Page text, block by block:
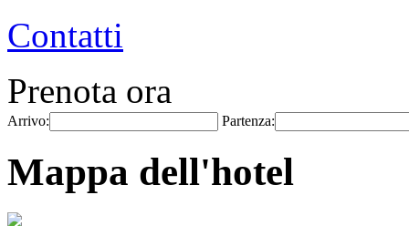
Contatti
Prenota ora
Arrivo: Partenza:
Mappa dell'hotel